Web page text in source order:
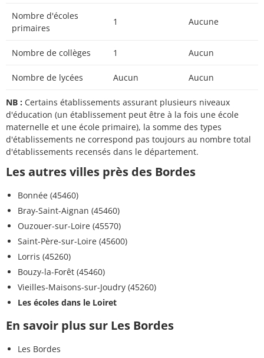
Nombre d'écoles
primaires
1 Aucune
Nombre de collèges 1 Aucun
Nombre de lycées Aucun Aucun
NB : Certains établissements assurant plusieurs niveaux
d'éducation (un établissement peut être à la fois une école
maternelle et une école primaire), la somme des types
d'établissements ne correspond pas toujours au nombre total
d'établissements recensés dans le département.
Les autres villes près des Bordes
Bonnée (45460)
Bray-Saint-Aignan (45460)
Ouzouer-sur-Loire (45570)
Saint-Père-sur-Loire (45600)
Lorris (45260)
Bouzy-la-Forêt (45460)
Vieilles-Maisons-sur-Joudry (45260)
Les écoles dans le Loiret
En savoir plus sur Les Bordes
Les Bordes